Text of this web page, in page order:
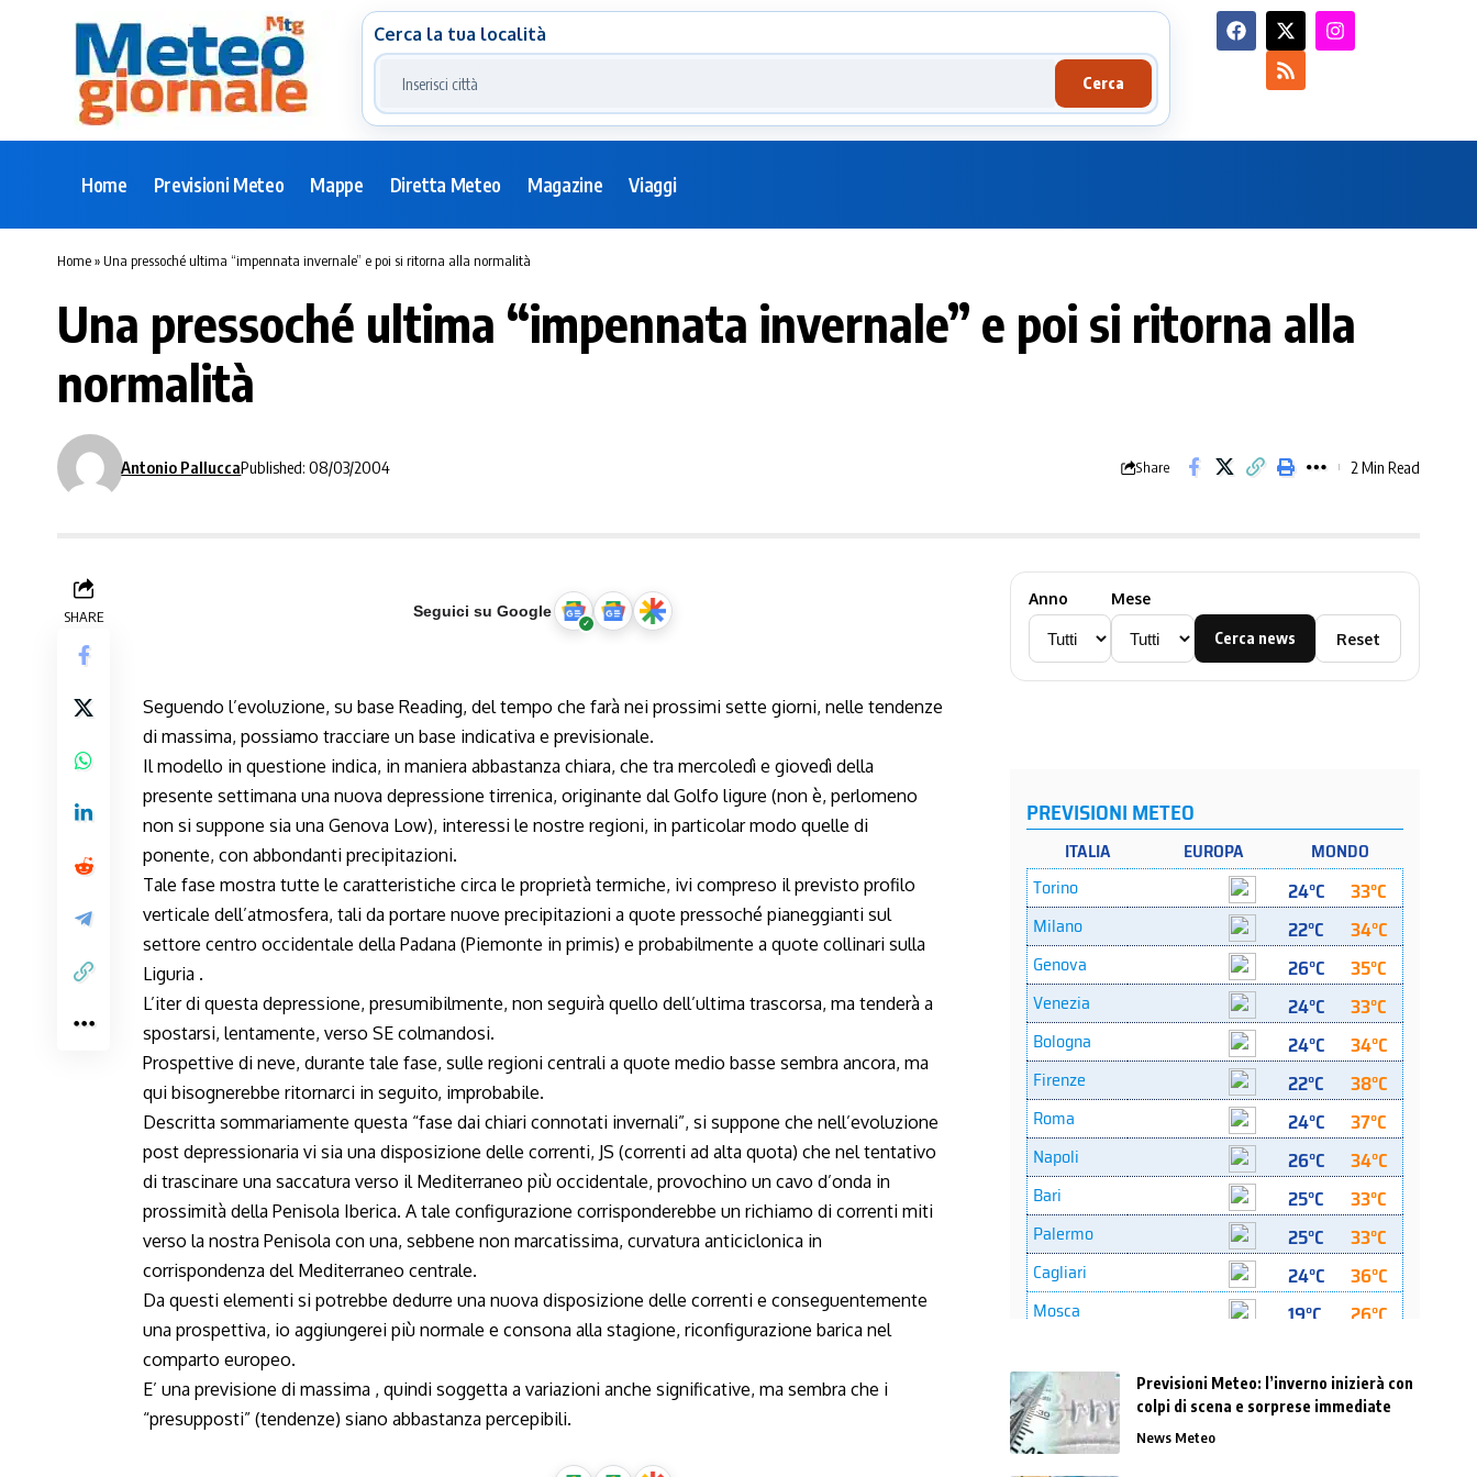
Cerca la tua località
Cerca
Home Previsioni Meteo Mappe Diretta Meteo Magazine Viaggi
Home»Una pressoché ultima “impennata invernale” e poi si ritorna alla normalità
Una pressoché ultima “impennata invernale” e poi si ritorna alla
normalità
Antonio PalluccaPublished: 08/03/2004 Share 2 Min Read
SHARE Seguici su Google
Seguendo l’evoluzione, su base Reading, del tempo che farà nei prossimi sette giorni, nelle tendenze
di massima, possiamo tracciare un base indicativa e previsionale.
Il modello in questione indica, in maniera abbastanza chiara, che tra mercoledì e giovedì della
presente settimana una nuova depressione tirrenica, originante dal Golfo ligure (non è, perlomeno
non si suppone sia una Genova Low), interessi le nostre regioni, in particolar modo quelle di
ponente, con abbondanti precipitazioni.
Tale fase mostra tutte le caratteristiche circa le proprietà termiche, ivi compreso il previsto profilo
verticale dell’atmosfera, tali da portare nuove precipitazioni a quote pressoché pianeggianti sul
settore centro occidentale della Padana (Piemonte in primis) e probabilmente a quote collinari sulla
Liguria .
L’iter di questa depressione, presumibilmente, non seguirà quello dell’ultima trascorsa, ma tenderà a
spostarsi, lentamente, verso SE colmandosi.
Prospettive di neve, durante tale fase, sulle regioni centrali a quote medio basse sembra ancora, ma
qui bisognerebbe ritornarci in seguito, improbabile.
Descritta sommariamente questa “fase dai chiari connotati invernali”, si suppone che nell’evoluzione
post depressionaria vi sia una disposizione delle correnti, JS (correnti ad alta quota) che nel tentativo
di trascinare una saccatura verso il Mediterraneo più occidentale, provochino un cavo d’onda in
prossimità della Penisola Iberica. A tale configurazione corrisponderebbe un richiamo di correnti miti
verso la nostra Penisola con una, sebbene non marcatissima, curvatura anticiclonica in
corrispondenza del Mediterraneo centrale.
Da questi elementi si potrebbe dedurre una nuova disposizione delle correnti e conseguentemente
una prospettiva, io aggiungerei più normale e consona alla stagione, riconfigurazione barica nel
comparto europeo.
E’ una previsione di massima , quindi soggetta a variazioni anche significative, ma sembra che i
“presupposti” (tendenze) siano abbastanza percepibili.
Anno Mese
Cerca news Reset
Previsioni Meteo: l’inverno inizierà con
colpi di scena e sorprese immediate
News Meteo